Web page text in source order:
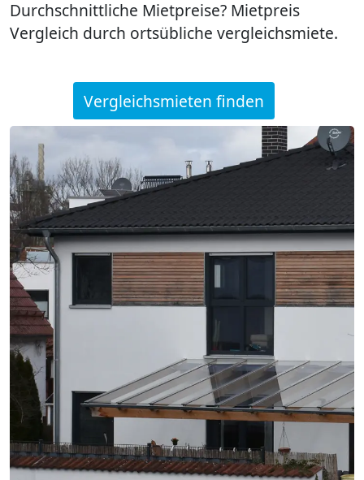
Durchschnittliche Mietpreise? Mietpreis
Vergleich durch ortsübliche vergleichsmiete.
Vergleichsmieten finden